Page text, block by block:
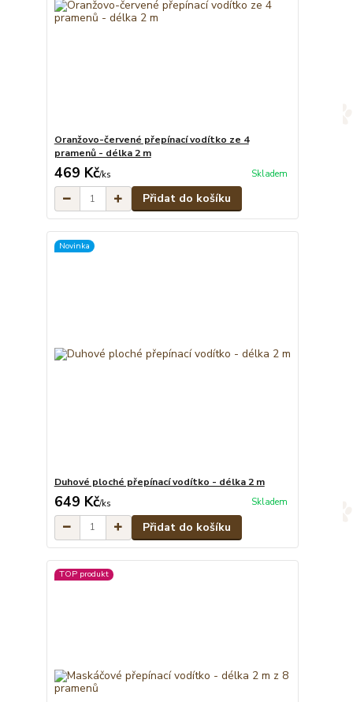
Oranžovo-červené přepínací vodítko ze 4
pramenů - délka 2 m
469 Kč/ks Skladem
Přidat do košíku
Novinka
Duhové ploché přepínací vodítko - délka 2 m
649 Kč/ks Skladem
Přidat do košíku
TOP produkt